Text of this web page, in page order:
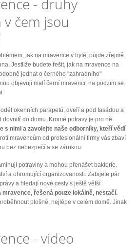
- druhy
čem jsou
jak na mravence v bytě, půjde zřejmě
Jestliže budete řešit, jak na mravence na
jednat o černého "zahradního"
objevují malí černí mravenci, na podzim se
okenních parapetů, dveří a pod fasádou a
do domu. Kromě potravy je pro ně
s nimi a zavolejte naše odborníky, kteří vědí
mravencům od profesionální firmy vás zbaví
bez nebezpečí a se zárukou.
potraviny a mohou přenášet bakterie.
a ohromující organizovanosti. Zabijete pár
a hledají nové cesty s ještě větší
mravence, řešená pouze lokálně, nestačí.
plošně, nejlépe v celém domě. Jinak
- video